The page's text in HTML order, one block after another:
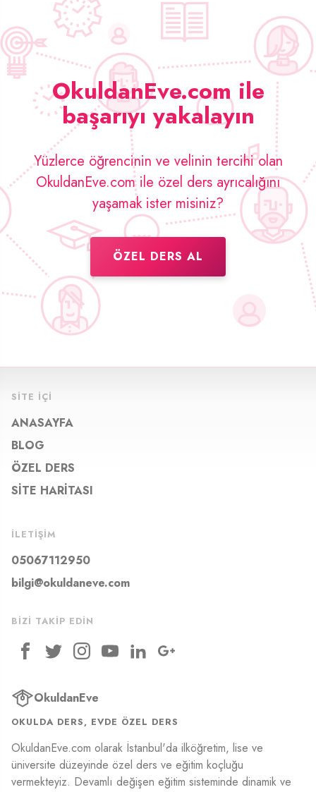
OkuldanEve.com ile
başarıyı yakalayın
Yüzlerce öğrencinin ve velinin tercihi olan
OkuldanEve.com ile özel ders ayrıcalığını
yaşamak ister misiniz?
ÖZEL DERS AL
SITE İÇI
ANASAYFA
BLOG
ÖZEL DERS
SITE HARITASI
İLETIŞIM
05067112950
bilgi@okuldaneve.com
BIZI TAKIP EDIN
OkuldanEve
OKULDA DERS, EVDE ÖZEL DERS
OkuldanEve.com olarak İstanbul'da ilköğretim, lise ve
üniversite düzeyinde özel ders ve eğitim koçluğu
vermekteyiz. Devamlı değişen eğitim sisteminde dinamik ve